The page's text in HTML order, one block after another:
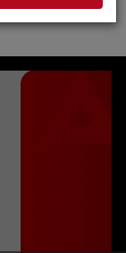
in Ge­bär­